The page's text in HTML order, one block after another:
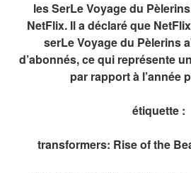
les SerLe Voyage du
NetFlix. Il a déclaré que
serLe Voyage du Pèlerins
d’abonnés, ce qui représente
par rapport à l’année
étiquette :
transformers: Rise of the